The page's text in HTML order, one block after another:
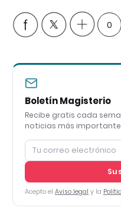
0
Boletín Magisterio
Recibe gratis cada
noticias más
Acepto el Aviso legal y la